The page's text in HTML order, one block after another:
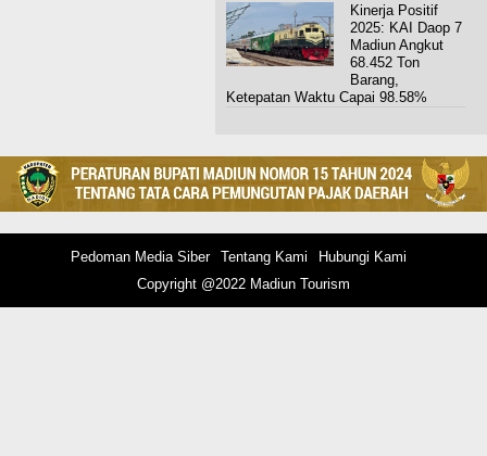
Kinerja Positif
2025: KAI Daop 7
Madiun Angkut
68.452 Ton
Barang,
Ketepatan Waktu Capai 98.58%
Pedoman Media Siber Tentang Kami
Hubungi Kami
Copyright @2022 Madiun Tourism